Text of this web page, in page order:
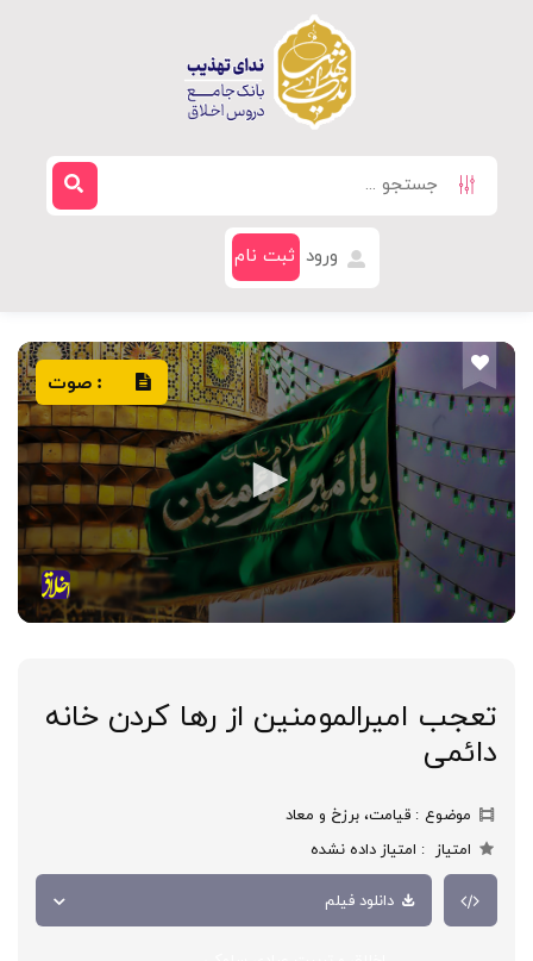
ورود ثبت نام
: صوت
تعجب امیرالمومنین از رها کردن خانه
دائمی
موضوع
قیامت، برزخ و معاد
امتیاز
امتیاز داده نشده
دانلود فیلم